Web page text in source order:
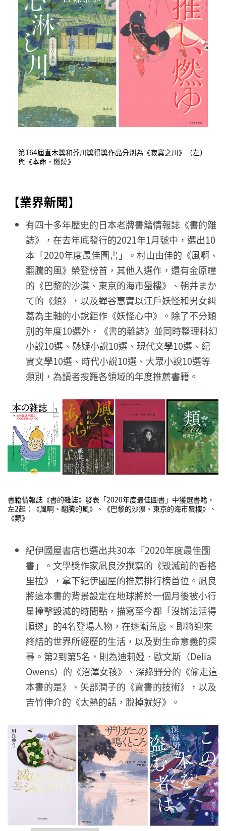
第164屆直木獎和芥川獎得獎作品分別為《寂寞之川》（左）
與《本命，燃燒》
【業界新聞】
有四十多年歷史的日本老牌書籍情報誌《書的雜
誌》，在去年底發行的2021年1月號中，選出10
本「2020年度最佳圖書」。村山由佳的《風啊、
翻騰的風》榮登榜首，其他入選作，還有金原瞳
的《巴黎的沙漠、東京的海市蜃樓》、朝井まか
て的《類》，以及蟬谷惠實以江戶妖怪和男女糾
葛為主軸的小說鉅作《妖怪心中》。除了不分類
別的年度10選外，《書的雜誌》並同時整理科幻
小說10選、懸疑小說10選、現代文學10選、紀
實文學10選、時代小說10選、大眾小說10選等
類別，為讀者搜羅各領域的年度推薦書籍。
書籍情報誌《書的雜誌》發表「2020年度最佳圖書」中獲選書籍，
左2起：《風啊、翻騰的風》、《巴黎的沙漠、東京的海市蜃樓》、
《類》
紀伊國屋書店也選出共30本「2020年度最佳圖
書」。文學獎作家凪良汐撰寫的《毀滅前的香格
里拉》，拿下紀伊國屋的推薦排行榜首位。凪良
將這本書的背景設定在地球將於一個月後被小行
星撞擊毀滅的時間點，描寫至今都「沒辦法活得
順遂」的4名登場人物，在逐漸荒廢、即將迎來
終結的世界所經歷的生活，以及對生命意義的探
尋。第2到第5名，則為迪莉婭．歐文斯（Delia
Owens）的《沼澤女孩》、深綠野分的《偷走這
本書的是》、矢部潤子的《賣書的技術》，以及
吉竹伸介的《太熱的話，脫掉就好》。